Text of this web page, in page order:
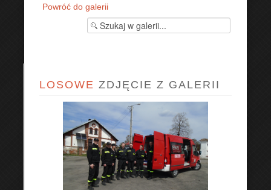
Powróć do galerii
LOSOWE ZDJĘCIE Z GALERII